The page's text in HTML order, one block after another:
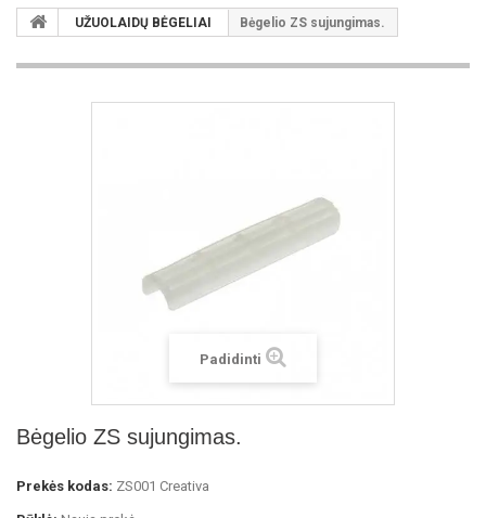
UŽUOLAIDŲ BĖGELIAI Bėgelio ZS sujungimas.
Padidinti
Bėgelio ZS sujungimas.
Prekės kodas: ZS001 Creativa